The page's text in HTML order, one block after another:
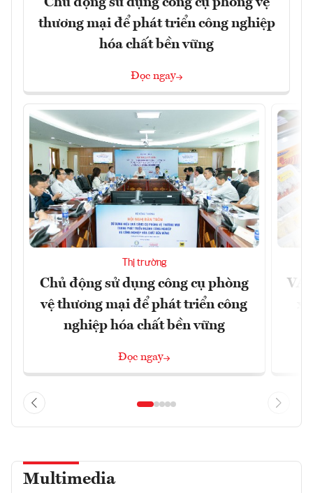
Chủ động sử dụng công cụ phòng vệ
thương mại để phát triển công nghiệp
hóa chất bền vững
Đọc ngay
Thị trường
Chủ động sử dụng công cụ phòng
vệ thương mại để phát triển công
nghiệp hóa chất bền vững
Đọc ngay
Multimedia